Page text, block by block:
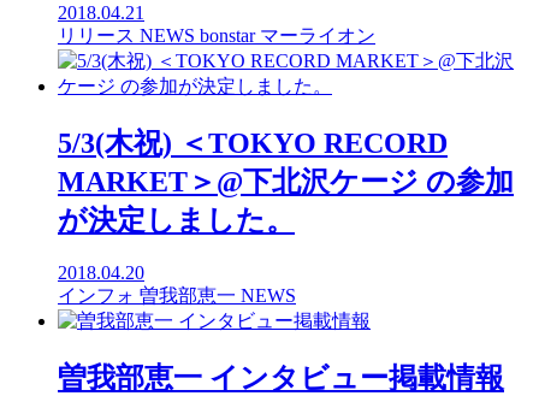
2018.04.21
リリース NEWS bonstar マーライオン
5/3(木祝) ＜TOKYO RECORD
MARKET＞@下北沢ケージ の参加
が決定しました。
2018.04.20
インフォ 曽我部恵一 NEWS
曽我部恵一 インタビュー掲載情報